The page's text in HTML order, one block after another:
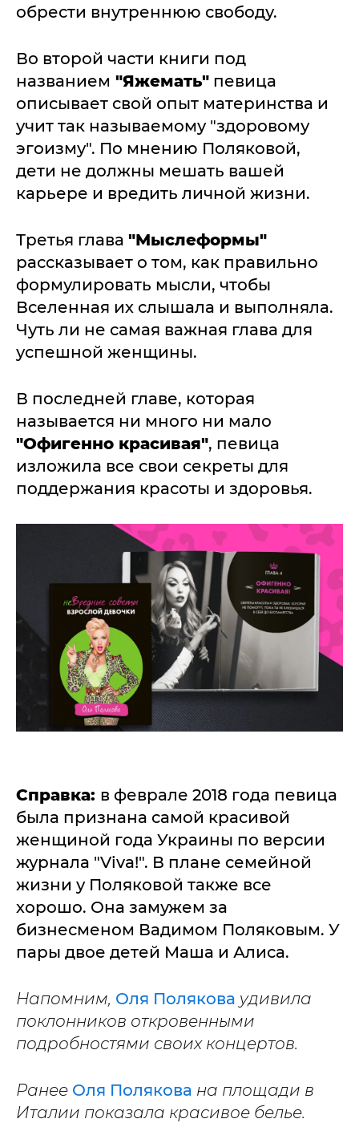
обрести внутреннюю свободу.
Во второй части книги под
названием "Яжемать" певица
описывает свой опыт материнства и
учит так называемому "здоровому
эгоизму". По мнению Поляковой,
дети не должны мешать вашей
карьере и вредить личной жизни.
Третья глава "Мыслеформы"
рассказывает о том, как правильно
формулировать мысли, чтобы
Вселенная их слышала и выполняла.
Чуть ли не самая важная глава для
успешной женщины.
В последней главе, которая
называется ни много ни мало
"Офигенно красивая", певица
изложила все свои секреты для
поддержания красоты и здоровья.
Справка: в феврале 2018 года певица
была признана самой красивой
женщиной года Украины по версии
журнала "Viva!". В плане семейной
жизни у Поляковой также все
хорошо. Она замужем за
бизнесменом Вадимом Поляковым. У
пары двое детей Маша и Алиса.
Напомним, Оля Полякова удивила
поклонников откровенными
подробностями своих концертов.
Ранее Оля Полякова на площади в
Италии показала красивое белье.